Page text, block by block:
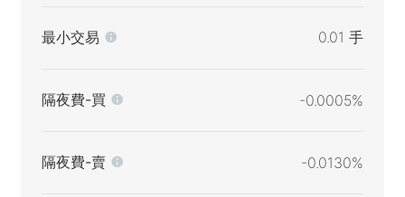
最小交易 0.01 手
隔夜費-買 -0.0005%
隔夜費-賣 -0.0130%